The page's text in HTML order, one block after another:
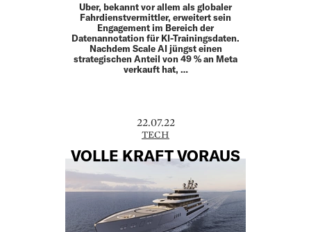
Uber, bekannt vor allem als globaler
Fahrdienstvermittler, erweitert sein
Engagement im Bereich der
Datenannotation für KI-Trainingsdaten.
Nachdem Scale AI jüngst einen
strategischen Anteil von 49 % an Meta
verkauft hat, …
22.07.22
TECH
VOLLE KRAFT VORAUS